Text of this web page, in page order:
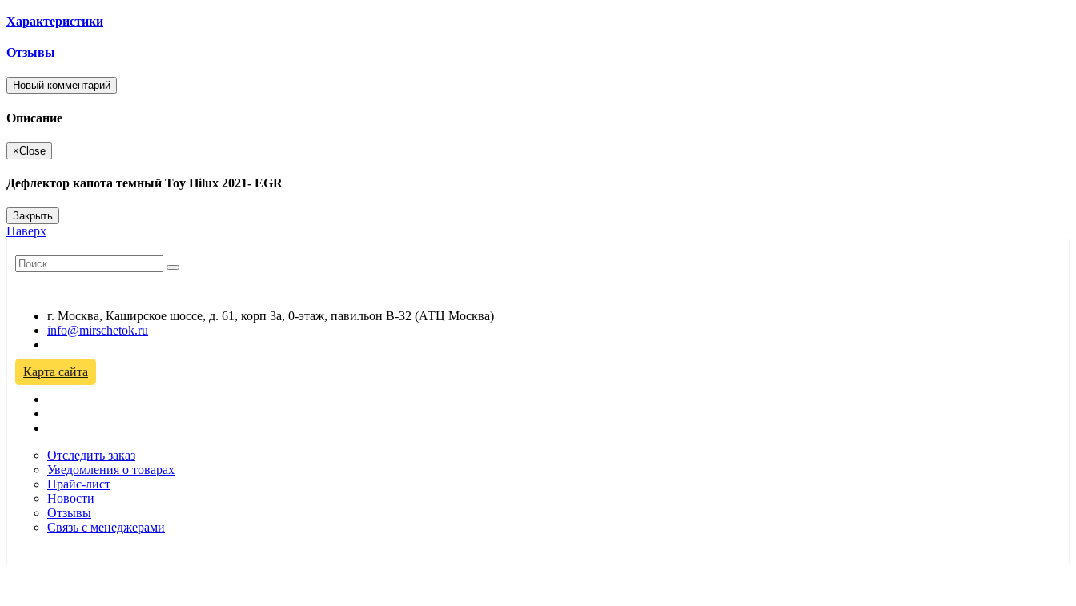
Характеристики
Отзывы
Новый комментарий
Описание
×Close
Дефлектор капота темный Toy Hilux 2021- EGR
Закрыть
Наверх
г. Москва, Каширское шоссе, д. 61, корп 3а, 0-этаж, павильон В-32 (АТЦ Москва)
info@mirschetok.ru
Карта сайта
Отследить заказ
Уведомления о товарах
Прайс-лист
Новости
Отзывы
Связь с менеджерами